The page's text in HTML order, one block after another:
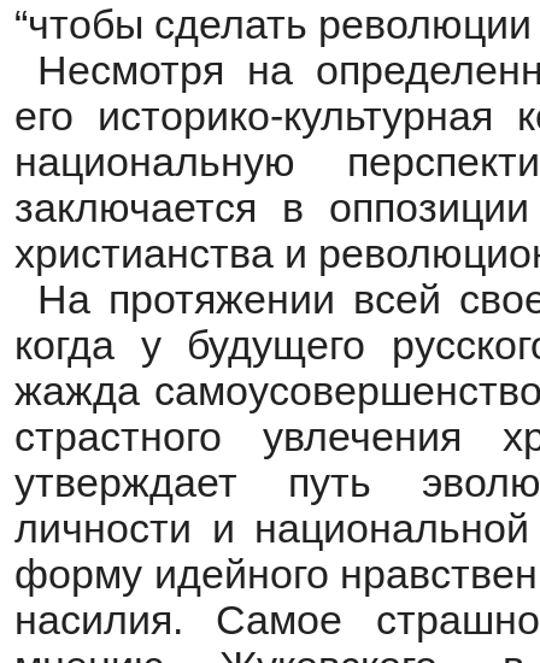
“чтобы сделать
Несмотря на
его историко-
национальную
заключается в
христианства и
На протяжении всей
когда у будущего
жажда
страстного увлечения
утверждает путь
личности и
форму идейного
насилия. Самое